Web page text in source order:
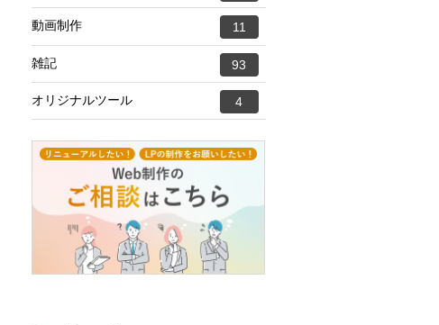
動画制作 11
雑記 93
オリジナルツール 4